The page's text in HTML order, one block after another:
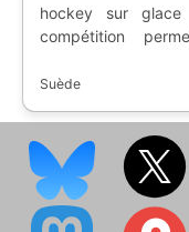
hockey sur
compétition
Suède